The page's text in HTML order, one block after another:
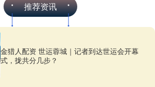
推荐资讯
金猎人配资 世运蓉城｜记者到达世运会开幕
式，拢共分几步？